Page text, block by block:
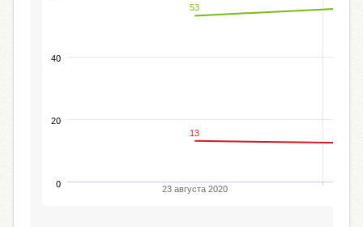
13
53
23 августа 2020
0
20
40